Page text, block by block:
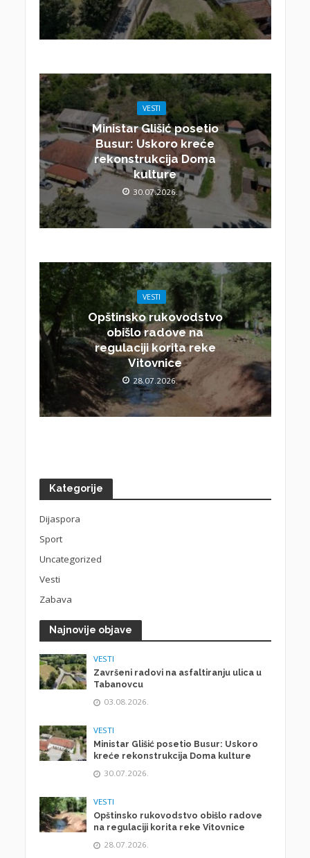
VESTI
Ministar Glišić posetio
Busur: Uskoro kreće
rekonstrukcija Doma
kulture
30.07.2026.
VESTI
Opštinsko rukovodstvo
obišlo radove na
regulaciji korita reke
Vitovnice
28.07.2026.
Kategorije
Dijaspora
Sport
Uncategorized
Vesti
Zabava
Najnovije objave
VESTI
Završeni radovi na asfaltiranju ulica u
Tabanovcu
03.08.2026.
VESTI
Ministar Glišić posetio Busur: Uskoro
kreće rekonstrukcija Doma kulture
30.07.2026.
VESTI
Opštinsko rukovodstvo obišlo radove
na regulaciji korita reke Vitovnice
28.07.2026.